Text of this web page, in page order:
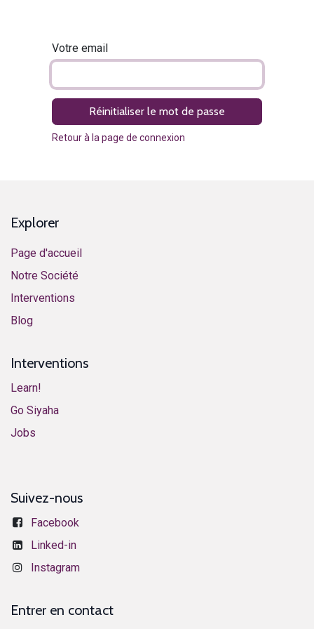
Votre email
Réinitialiser le mot de passe
Retour à la page de connexion
Explorer
Page d'accueil
Notre Société
Interventions
​Blog​
Interventions
Learn!
​​​​​​G​o ​S​i​y​aha​
​​​​​​J​o​bs​​
Suivez-nous
Facebook
​​​​​​​​​L​i​n​k​e​d​-​i​n
Instagram
Entrer en contact